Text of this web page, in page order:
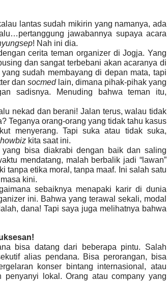
lantas sudah mikirin yang namanya, ada
jawabannya supaya acara
! Nah ini dia.
cerita teman organizer di Jogja. Yang
dan sangat terbebani akan acaranya di
sudah membayang di depan mata, tapi
dan socmedlain, dimana pihak-pihak yang
sadisnya. Menuding bahwa teman itu,
nekad dan berani! Jalan terus, walau tidak
Teganya orang-orang yang tidak tahu kasus
menyerang. Tapi suka atau tidak suka,
kita saat ini.
yang bisa diakrabi dengan baik dan saling
mendatang, malah berbalik jadi “lawan”
tanpa etika moral, tanpa maaf. Ini salah satu
kini.
sebaiknya menapaki karir di dunia
ini. Bahwa yang terawal sekali, modal
dana! Tapi saya juga melihatnya bahwa
bisa datang dari beberapa pintu. Salah
alias pendana. Bisa perorangan, bisa
konser bintang internasional, atau
penyanyi lokal. Orang atau company yang